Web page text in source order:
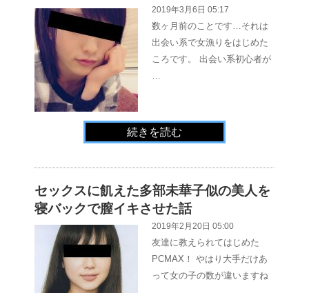
2019年3月6日 05:17
数ヶ月前のことです…それは
出会い系で女漁りをはじめた
ころです。 出会い系初心者が
続きを読む
セックスに飢えた多部未華子似の美人を
寝バックで膣イキさせた話
2019年2月20日 05:00
友達に教えられてはじめた
PCMAX！ やはり大手だけあ
って女の子の数が違いますね